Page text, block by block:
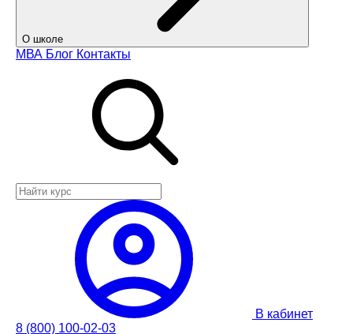
О школе
МВА Блог Контакты
В кабинет
8 (800) 100-02-03